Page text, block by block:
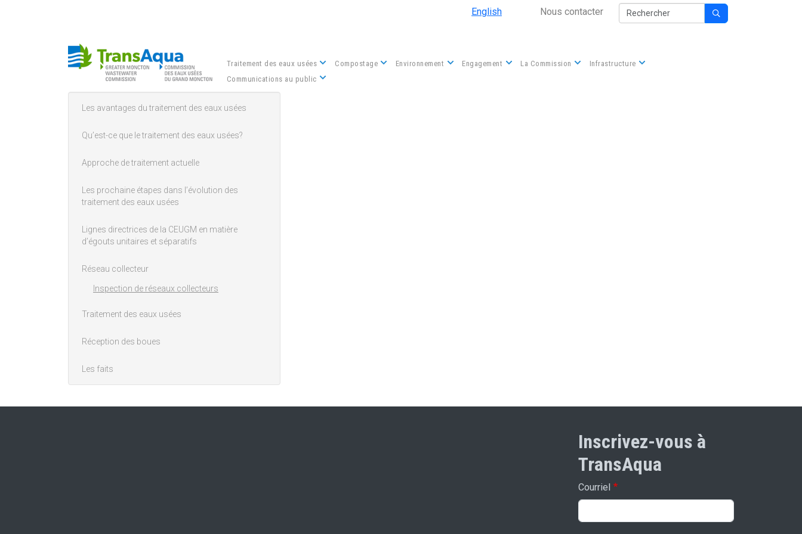
Aller au contenu principal
English Secondary Nav
Nous contacter Rechercher 
Traitement des eaux usées Compostage Environnement Engagement La Commission
Infrastructure
Communications au public
Main menu
Les avantages du traitement des eaux usées
Qu’est-ce que le traitement des eaux usées?
Approche de traitement actuelle
Les prochaine étapes dans l’évolution des
traitement des eaux usées
Lignes directrices de la CEUGM en matière
d’égouts unitaires et séparatifs
Réseau collecteur
Inspection de réseaux collecteurs
Traitement des eaux usées
Réception des boues
Les faits
Inscrivez-vous à
TransAqua
Courriel